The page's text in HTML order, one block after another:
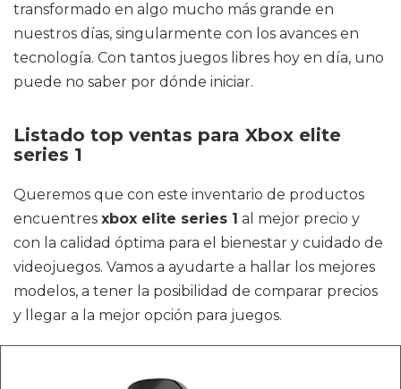
transformado en algo mucho más grande en
nuestros días, singularmente con los avances en
tecnología. Con tantos juegos libres hoy en día, uno
puede no saber por dónde iniciar.
Listado top ventas para Xbox elite
series 1
Queremos que con este inventario de productos
encuentres xbox elite series 1 al mejor precio y
con la calidad óptima para el bienestar y cuidado de
videojuegos. Vamos a ayudarte a hallar los mejores
modelos, a tener la posibilidad de comparar precios
y llegar a la mejor opción para juegos.